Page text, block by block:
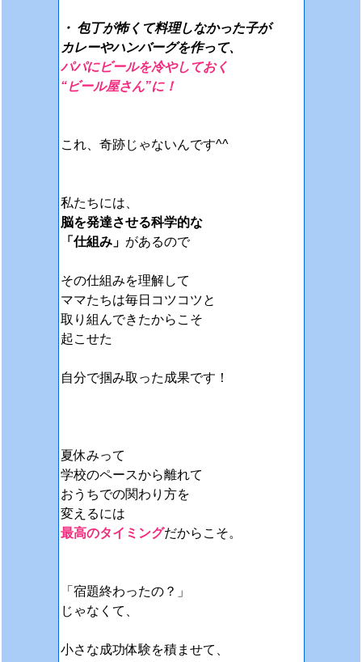
・ 包丁が怖くて料理しなかった子が
カレーやハンバーグを作って、
パパにビールを冷やしておく
“ビール屋さん”に！
これ、奇跡じゃないんです^^
私たちには、
脳を発達させる科学的な
「仕組み」 があるので
その仕組みを理解して
ママたちは毎日コツコツと
取り組んできたからこそ
起こせた
自分で掴み取った成果です！
夏休みって
学校のペースから離れて
おうちでの関わり方を
変えるには
最高のタイミングだからこそ。
「宿題終わったの？」
じゃなくて、
小さな成功体験を積ませて、